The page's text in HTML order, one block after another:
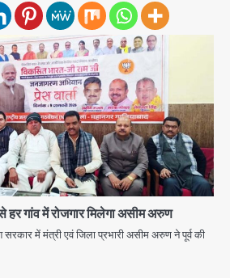
हर गांव में रोजगार मिलेगा असीम अरुण
में मंत्री एवं जिला प्रभारी असीम अरुण ने पूर्व की
पहला स्थान हासिल करना लक्ष्य: डीएम
JHJ
साल बाद कानून के शिकंजे में आया हत्या का
आरोपी
JHJ